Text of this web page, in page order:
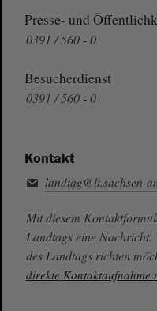
Presse- und
0391 / 560 - 0
Besucherdienst
0391 / 560 - 0
Kontakt
landtag@lt.sachsen-
Mit diesem
Landtags eine Nachricht.
des Landtags richten
direkte Kontaktaufnahme